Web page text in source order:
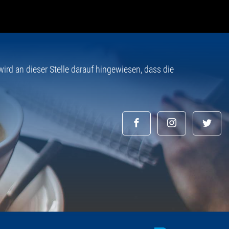
an dieser Stelle darauf hingewiesen, dass die